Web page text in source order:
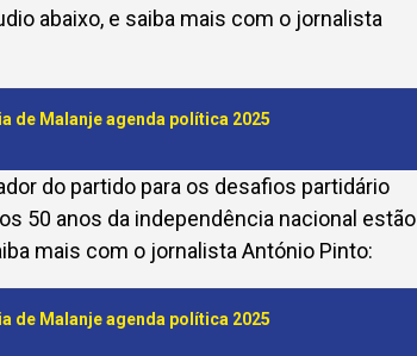
abaixo, e saiba mais com o jornalista
de Malanje agenda política 2025
do partido para os desafios partidário
50 anos da independência nacional estão
mais com o jornalista António Pinto:
de Malanje agenda política 2025